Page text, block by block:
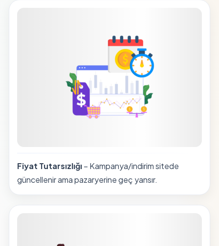
Fiyat Tutarsızlığı– Kampanya/indirim sitede
güncellenir ama pazaryerine geç yansır.